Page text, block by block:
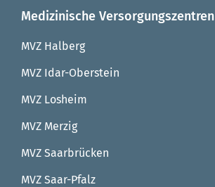
Medizinische Versorgungszentren
MVZ Halberg
MVZ Idar-Oberstein
MVZ Losheim
MVZ Merzig
MVZ Saarbrücken
MVZ Saar-Pfalz